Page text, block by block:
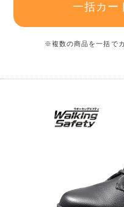
一括カー
※複数の商品を一括で